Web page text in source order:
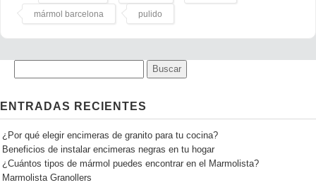
mármol barcelona pulido
ENTRADAS RECIENTES
¿Por qué elegir encimeras de granito para tu cocina?
Beneficios de instalar encimeras negras en tu hogar
¿Cuántos tipos de mármol puedes encontrar en el Marmolista?
Marmolista Granollers